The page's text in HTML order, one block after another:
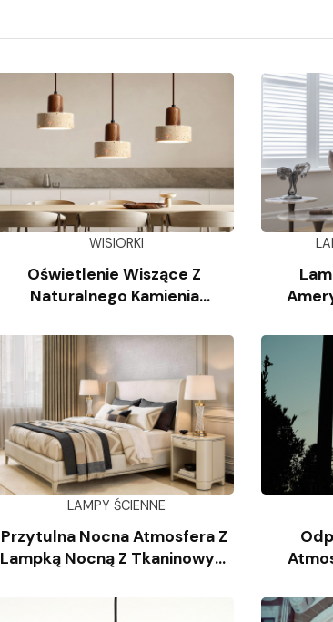
WISIORKI
Oświetlenie Wiszące Z
Naturalnego Kamienia
LAMPY ŚCIENNE
Przytulna Nocna Atmosfera Z
Lampką Nocną Z Tkaninowym